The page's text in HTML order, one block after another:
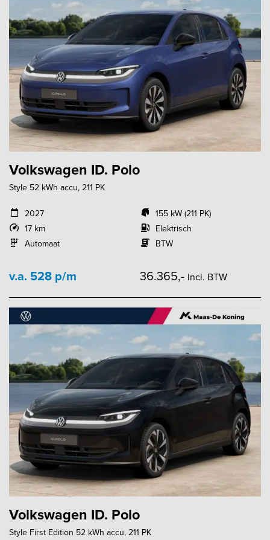
Volkswagen ID. Polo
Style 52 kWh accu, 211 PK
2027
17 km
Automaat
155 kW (211 PK)
Elektrisch
BTW
v.a. 528 p/m 36.365,- Incl. BTW
Volkswagen ID. Polo
Style First Edition 52 kWh accu, 211 PK